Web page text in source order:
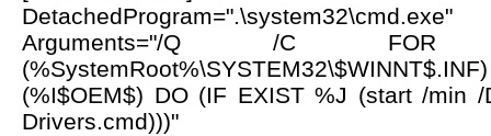
DetachedProgram=".\system32\cmd.exe"
Arguments="/Q /C
(%I$OEM$) DO (IF EXIST %J (start /min
Drivers.cmd)))"